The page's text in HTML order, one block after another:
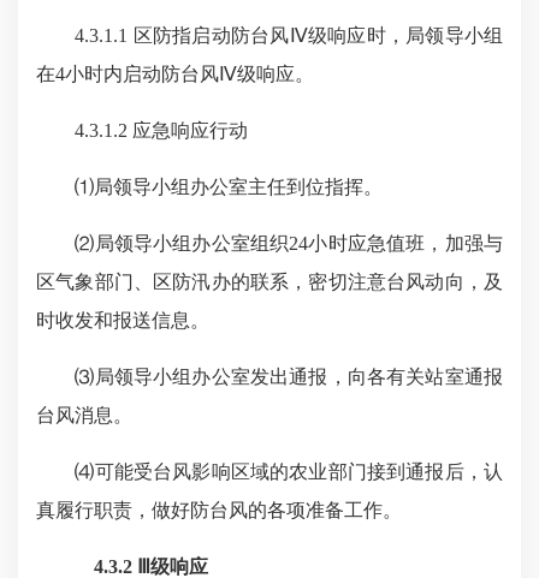
4.3.1.1 区防指启动防台风Ⅳ级响应时，局领导小组
在4小时内启动防台风Ⅳ级响应。
4.3.1.2 应急响应行动
⑴局领导小组办公室主任到位指挥。
⑵局领导小组办公室组织24小时应急值班，加强与
区气象部门、区防汛办的联系，密切注意台风动向，及
时收发和报送信息。
⑶局领导小组办公室发出通报，向各有关站室通报
台风消息。
⑷可能受台风影响区域的农业部门接到通报后，认
真履行职责，做好防台风的各项准备工作。
4.3.2 Ⅲ级响应